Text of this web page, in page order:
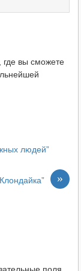
где вы сможете
людей”
»